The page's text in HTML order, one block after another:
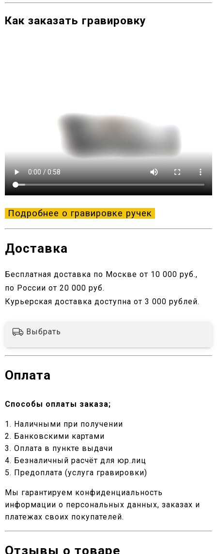
Как заказать гравировку
Подробнее о гравировке ручек
Доставка
Бесплатная доставка по Москве от 10 000 руб.,
по России от 20 000 руб.
Курьерская доставка доступна от 3 000 рублей.
Выбрать
Оплата
Способы оплаты заказа;
1. Наличными при получении
2. Банковскими картами
3. Оплата в пункте выдачи
4. Безналичный расчёт для юр.лиц
5. Предоплата (услуга гравировки)
Мы гарантируем конфиденциальность
информации о персональных данных, заказах и
платежах своих покупателей.
Отзывы о товаре